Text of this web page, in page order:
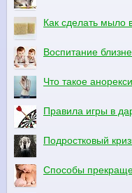
Как сделать мыло
Воспитание
Что такое
Правила игры в
Подростковый
Способы